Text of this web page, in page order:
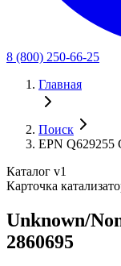
8 (800) 250-66-25
Главная
Поиск
EPN Q629255
Каталог v1
Карточка
Unknown/
2860695